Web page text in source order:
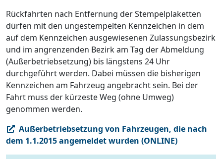
Rückfahrten nach Entfernung der Stempelplaketten
dürfen mit den ungestempelten Kennzeichen in dem
auf dem Kennzeichen ausgewiesenen Zulassungsbezirk
und im angrenzenden Bezirk am Tag der Abmeldung
(Außerbetriebsetzung) bis längstens 24 Uhr
durchgeführt werden. Dabei müssen die bisherigen
Kennzeichen am Fahrzeug angebracht sein. Bei der
Fahrt muss der kürzeste Weg (ohne Umweg)
genommen werden.
Außerbetriebsetzung von Fahrzeugen, die nach
dem 1.1.2015 angemeldet wurden (ONLINE)